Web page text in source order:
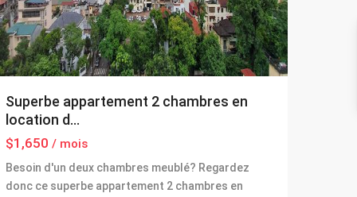
Superbe appartement 2 chambres en
location d...
$1,650 / mois
Besoin d'un deux chambres meublé? Regardez
donc ce superbe appartement 2 chambres en